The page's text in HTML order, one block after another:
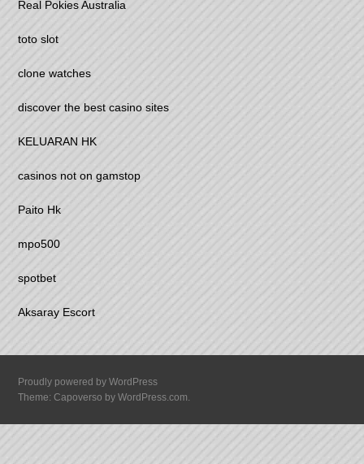
Real Pokies Australia
toto slot
clone watches
discover the best casino sites
KELUARAN HK
casinos not on gamstop
Paito Hk
mpo500
spotbet
Aksaray Escort
Proudly powered by WordPress
Theme: Capoverso byWordPress.com.